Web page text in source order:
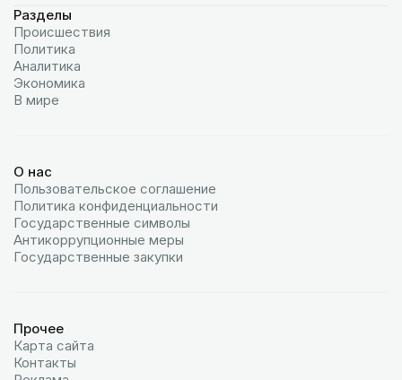
Разделы
Происшествия
Политика
Аналитика
Экономика
В мире
О нас
Пользовательское соглашение
Политика конфиденциальности
Государственные символы
Антикоррупционные меры
Государственные закупки
Прочее
Карта сайта
Контакты